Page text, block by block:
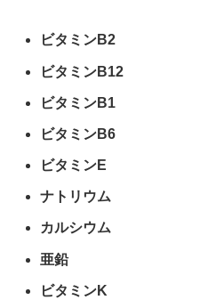
ビタミンB2
ビタミンB12
ビタミンB1
ビタミンB6
ビタミンE
ナトリウム
カルシウム
亜鉛
ビタミンK